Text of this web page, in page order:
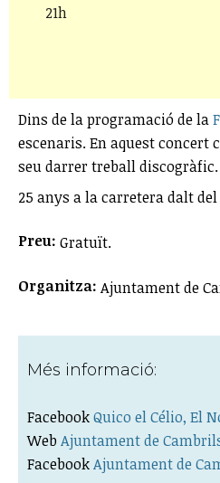
21h
Dins de la programació de la
escenaris. En aquest concert
seu darrer treball discogràfic.
25 anys a la carretera dalt
Preu: Gratuït.
Organitza: Ajuntament de
Més informació:
FacebookQuico el Célio, El
Web Ajuntament de
FacebookAjuntament de